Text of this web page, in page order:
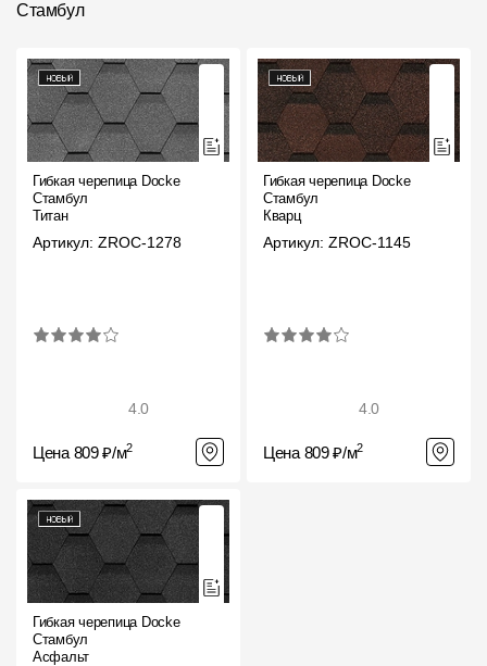
Стамбул
Гибкая черепица Docke
Стамбул
Титан
Артикул: ZROC-1278
4.0
Цена 809 ₽/м2
Гибкая черепица Docke
Стамбул
Кварц
Артикул: ZROC-1145
4.0
Цена 809 ₽/м2
Гибкая черепица Docke
Стамбул
Асфальт